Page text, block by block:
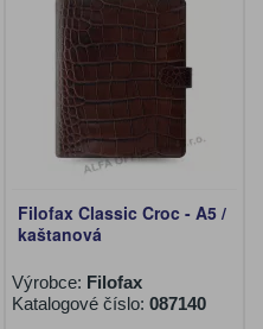
Filofax Classic Croc - A5 /
kaštanová
Výrobce: Filofax
Katalogové číslo: 087140